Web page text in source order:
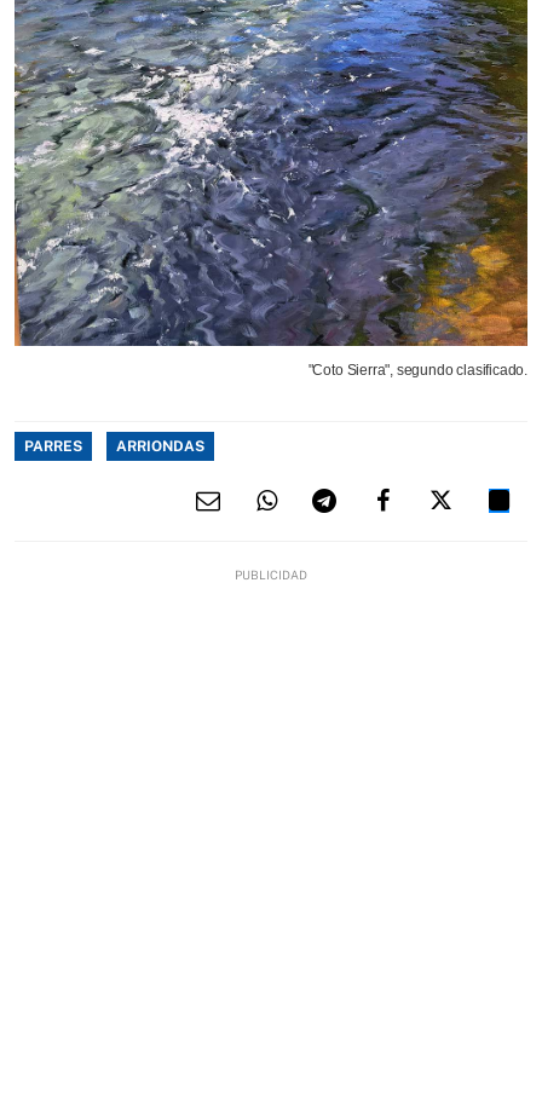
"Coto Sierra", segundo clasificado.
PARRES ARRIONDAS